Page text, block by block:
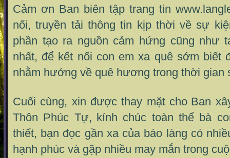
Cảm ơn Ban biên tập trang tin
nối, truyền tải thông tin kịp thời về sự
phần tạo ra nguồn cảm hứng cũng như
nhất, để kết nối con em xa quê sớm biết
nhằm hướng về quê hương trong thời gian
Cuối cùng, xin được thay mặt cho Ban
Thôn Phúc Tự, kính chúc toàn thể bà
thiết, bạn đọc gần xa của báo làng có
hạnh phúc và gặp nhiều may mắn trong